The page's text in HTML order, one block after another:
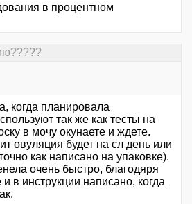
в процентном
когда планировала
так же как тесты на
в мочу окунаете и ждете.
овуляция будет на сл день или
как написано на упаковке).
очень быстро, благодяря
в инструкции написано, когда